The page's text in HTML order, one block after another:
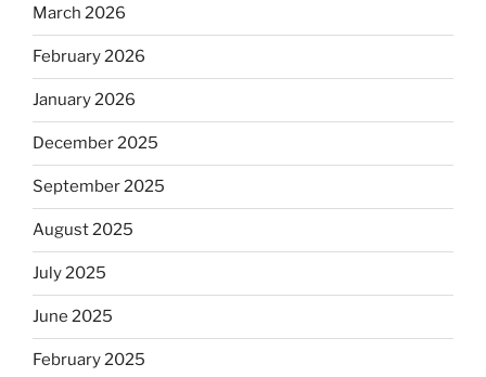
March 2026
February 2026
January 2026
December 2025
September 2025
August 2025
July 2025
June 2025
February 2025